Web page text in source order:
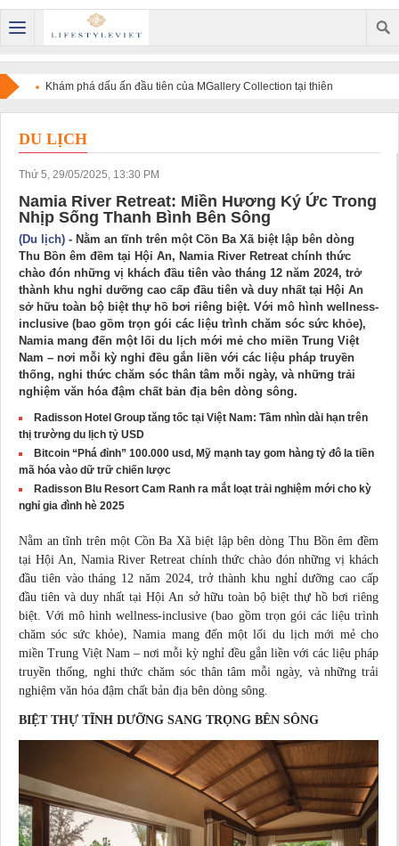
Khám phá dấu ấn đầu tiên của MGallery Collection tại thiên
đường nghỉ dưỡng Maldives với V Villas Maldives at Mirihi -
MGallery Collection
DU LỊCH
Thứ 5, 29/05/2025, 13:30 PM
Namia River Retreat: Miền Hương Ký Ức Trong
Nhịp Sống Thanh Bình Bên Sông
(Du lịch) - Nằm an tĩnh trên một Cồn Ba Xã biệt lập bên dòng
Thu Bồn êm đềm tại Hội An, Namia River Retreat chính thức
chào đón những vị khách đầu tiên vào tháng 12 năm 2024, trở
thành khu nghỉ dưỡng cao cấp đầu tiên và duy nhất tại Hội An
sở hữu toàn bộ biệt thự hồ bơi riêng biệt. Với mô hình wellness-
inclusive (bao gồm trọn gói các liệu trình chăm sóc sức khỏe),
Namia mang đến một lối du lịch mới mẻ cho miền Trung Việt
Nam – nơi mỗi kỳ nghỉ đều gắn liền với các liệu pháp truyền
thống, nghi thức chăm sóc thân tâm mỗi ngày, và những trải
nghiệm văn hóa đậm chất bản địa bên dòng sông.
Radisson Hotel Group tăng tốc tại Việt Nam: Tầm nhìn dài hạn trên
thị trường du lịch tỷ USD
Bitcoin “Phá đỉnh” 100.000 usd, Mỹ mạnh tay gom hàng tỷ đô la tiền
mã hóa vào dữ trữ chiến lược
Radisson Blu Resort Cam Ranh ra mắt loạt trải nghiệm mới cho kỳ
nghỉ gia đình hè 2025
Nằm an tĩnh trên một Cồn Ba Xã biệt lập bên dòng Thu Bồn êm đềm
tại Hội An, Namia River Retreat chính thức chào đón những vị khách
đầu tiên vào tháng 12 năm 2024, trở thành khu nghỉ dưỡng cao cấp
đầu tiên và duy nhất tại Hội An sở hữu toàn bộ biệt thự hồ bơi riêng
biệt. Với mô hình wellness-inclusive (bao gồm trọn gói các liệu trình
chăm sóc sức khỏe), Namia mang đến một lối du lịch mới mẻ cho
miền Trung Việt Nam – nơi mỗi kỳ nghỉ đều gắn liền với các liệu pháp
truyền thống, nghi thức chăm sóc thân tâm mỗi ngày, và những trải
nghiệm văn hóa đậm chất bản địa bên dòng sông.
BIỆT THỰ TĨNH DƯỠNG SANG TRỌNG BÊN SÔNG